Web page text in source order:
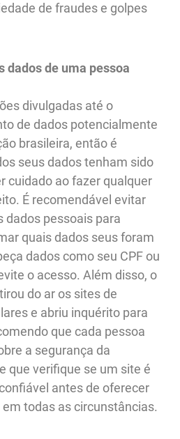
de fraudes e golpes
dados de uma pessoa
divulgadas até o
de dados potencialmente
brasileira, então é
seus dados tenham sido
cuidado ao fazer qualquer
É recomendável evitar
dados pessoais para
quais dados seus foram
dados como seu CPF ou
o acesso. Além disso, o
do ar os sites de
e abriu inquérito para
que cada pessoa
a segurança da
que verifique se um site é
antes de oferecer
todas as circunstâncias.